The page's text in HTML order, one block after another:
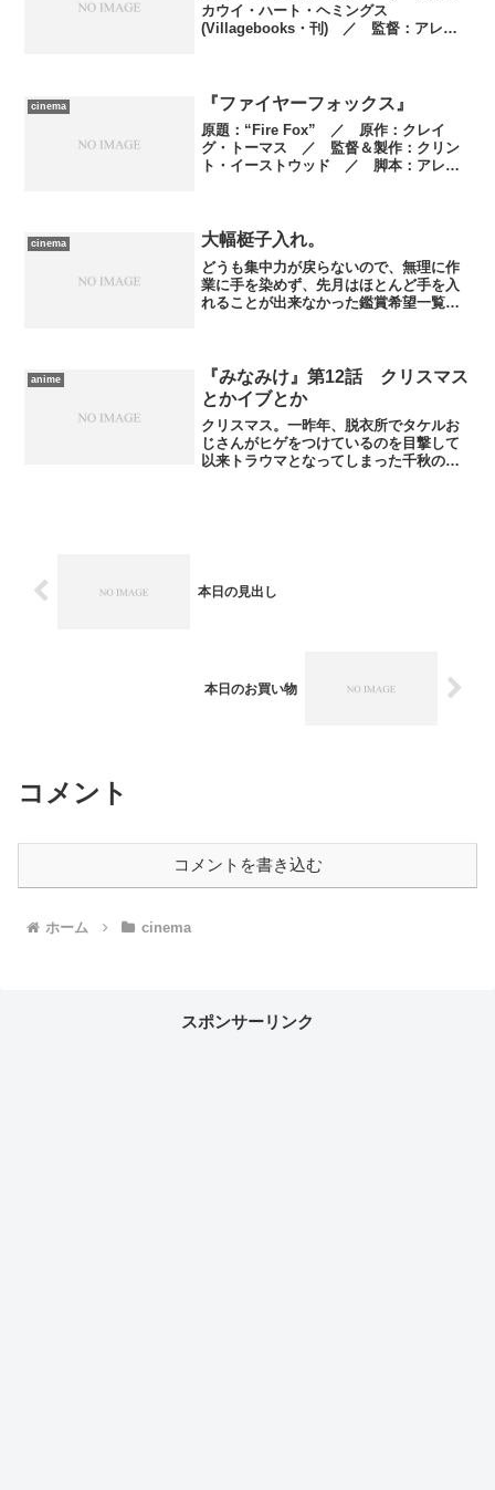
カウイ・ハート・ヘミングス
(Villagebooks・刊) ／ 監督：アレク
ク、...
cinema 『ファイヤーフォックス』
原題：“Fire Fox” ／ 原作：クレイ
グ・トーマス ／ 監督＆製作：クリン
ト・イーストウッド ／ 脚本：アレッ
ース ／ 特撮：...
cinema 大幅梃子入れ。
どうも集中力が戻らないので、無理に作
業に手を染めず、先月はほとんど手を入
れることが出来なかった鑑賞希望一覧の
プを調べて新しいのを入れ...
anime
『みなみけ』第12話 クリスマス
とかイブとか
クリスマス。一昨年、脱衣所でタケルお
じさんがヒゲをつけているのを目撃して
以来トラウマとなってしまった千秋のた
本日の見出し
本日のお買い物
コメント
コメントを書き込む
ホーム cinema
スポンサーリンク